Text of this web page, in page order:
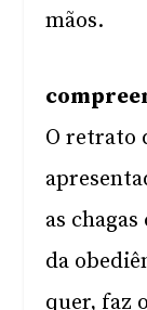
mãos.
O retrato
as
da
quer, faz